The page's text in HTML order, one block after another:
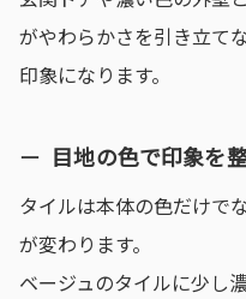
がやわらかさを引き立て
印象になります。
目地の色で印象を
タイルは本体の色だけで
が変わります。
ベージュのタイルに少し